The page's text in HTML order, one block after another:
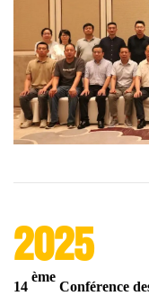
2025
14
ème
Conférence